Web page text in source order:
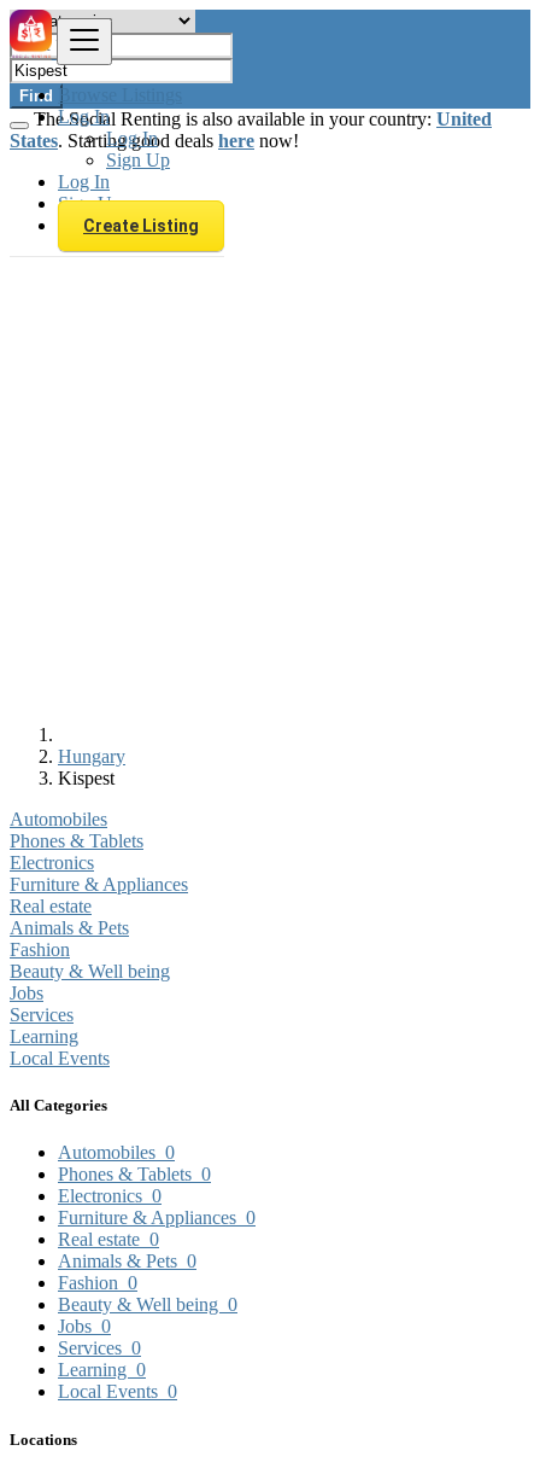
Browse Listings
Log In
Log In
Sign Up
Log In
Sign Up
Create Listing
Find
The Social Renting is also available in your country: United
States. Starting good deals here now!
Hungary
Kispest
Automobiles
Phones & Tablets
Electronics
Furniture & Appliances
Real estate
Animals & Pets
Fashion
Beauty & Well being
Jobs
Services
Learning
Local Events
All Categories
Automobiles 0
Phones & Tablets 0
Electronics 0
Furniture & Appliances 0
Real estate 0
Animals & Pets 0
Fashion 0
Beauty & Well being 0
Jobs 0
Services 0
Learning 0
Local Events 0
Locations